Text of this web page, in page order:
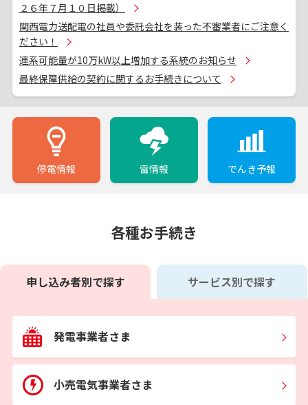
２６年７月１０日掲載）
関西電力送配電の社員や委託会社を装った不審業者にご注意く
ださい！
連系可能量が10万kW以上増加する系統のお知らせ
最終保障供給の契約に関するお手続きについて
停電情報 雷情報 でんき予報
各種お手続き
申し込み者別で探す サービス別で探す
発電事業者さま
小売電気事業者さま